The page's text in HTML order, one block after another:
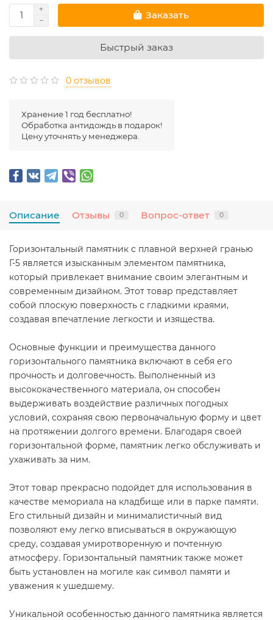
Заказать
Быстрый заказ
0 отзывов
Хранение 1 год бесплатно!
Обработка антидождь в подарок!
Цену уточнять у менеджера.
Описание Отзывы 0 Вопрос-ответ 0
Горизонтальный памятник с плавной верхней гранью
Г-5 является изысканным элементом памятника,
который привлекает внимание своим элегантным и
современным дизайном. Этот товар представляет
собой плоскую поверхность с гладкими краями,
создавая впечатление легкости и изящества.
Основные функции и преимущества данного
горизонтального памятника включают в себя его
прочность и долговечность. Выполненный из
высококачественного материала, он способен
выдерживать воздействие различных погодных
условий, сохраняя свою первоначальную форму и цвет
на протяжении долгого времени. Благодаря своей
горизонтальной форме, памятник легко обслуживать и
ухаживать за ним.
Этот товар прекрасно подойдет для использования в
качестве мемориала на кладбище или в парке памяти.
Его стильный дизайн и минималистичный вид
позволяют ему легко вписываться в окружающую
среду, создавая умиротворенную и почтенную
атмосферу. Горизонтальный памятник также может
быть установлен на могиле как символ памяти и
уважения к ушедшему.
Уникальной особенностью данного памятника является